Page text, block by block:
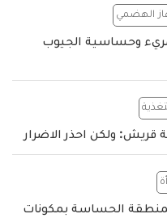
الهضمي
وحساسية الجيوب
قريش: ولكن احذر الاضرار
الحساسة بمكونات